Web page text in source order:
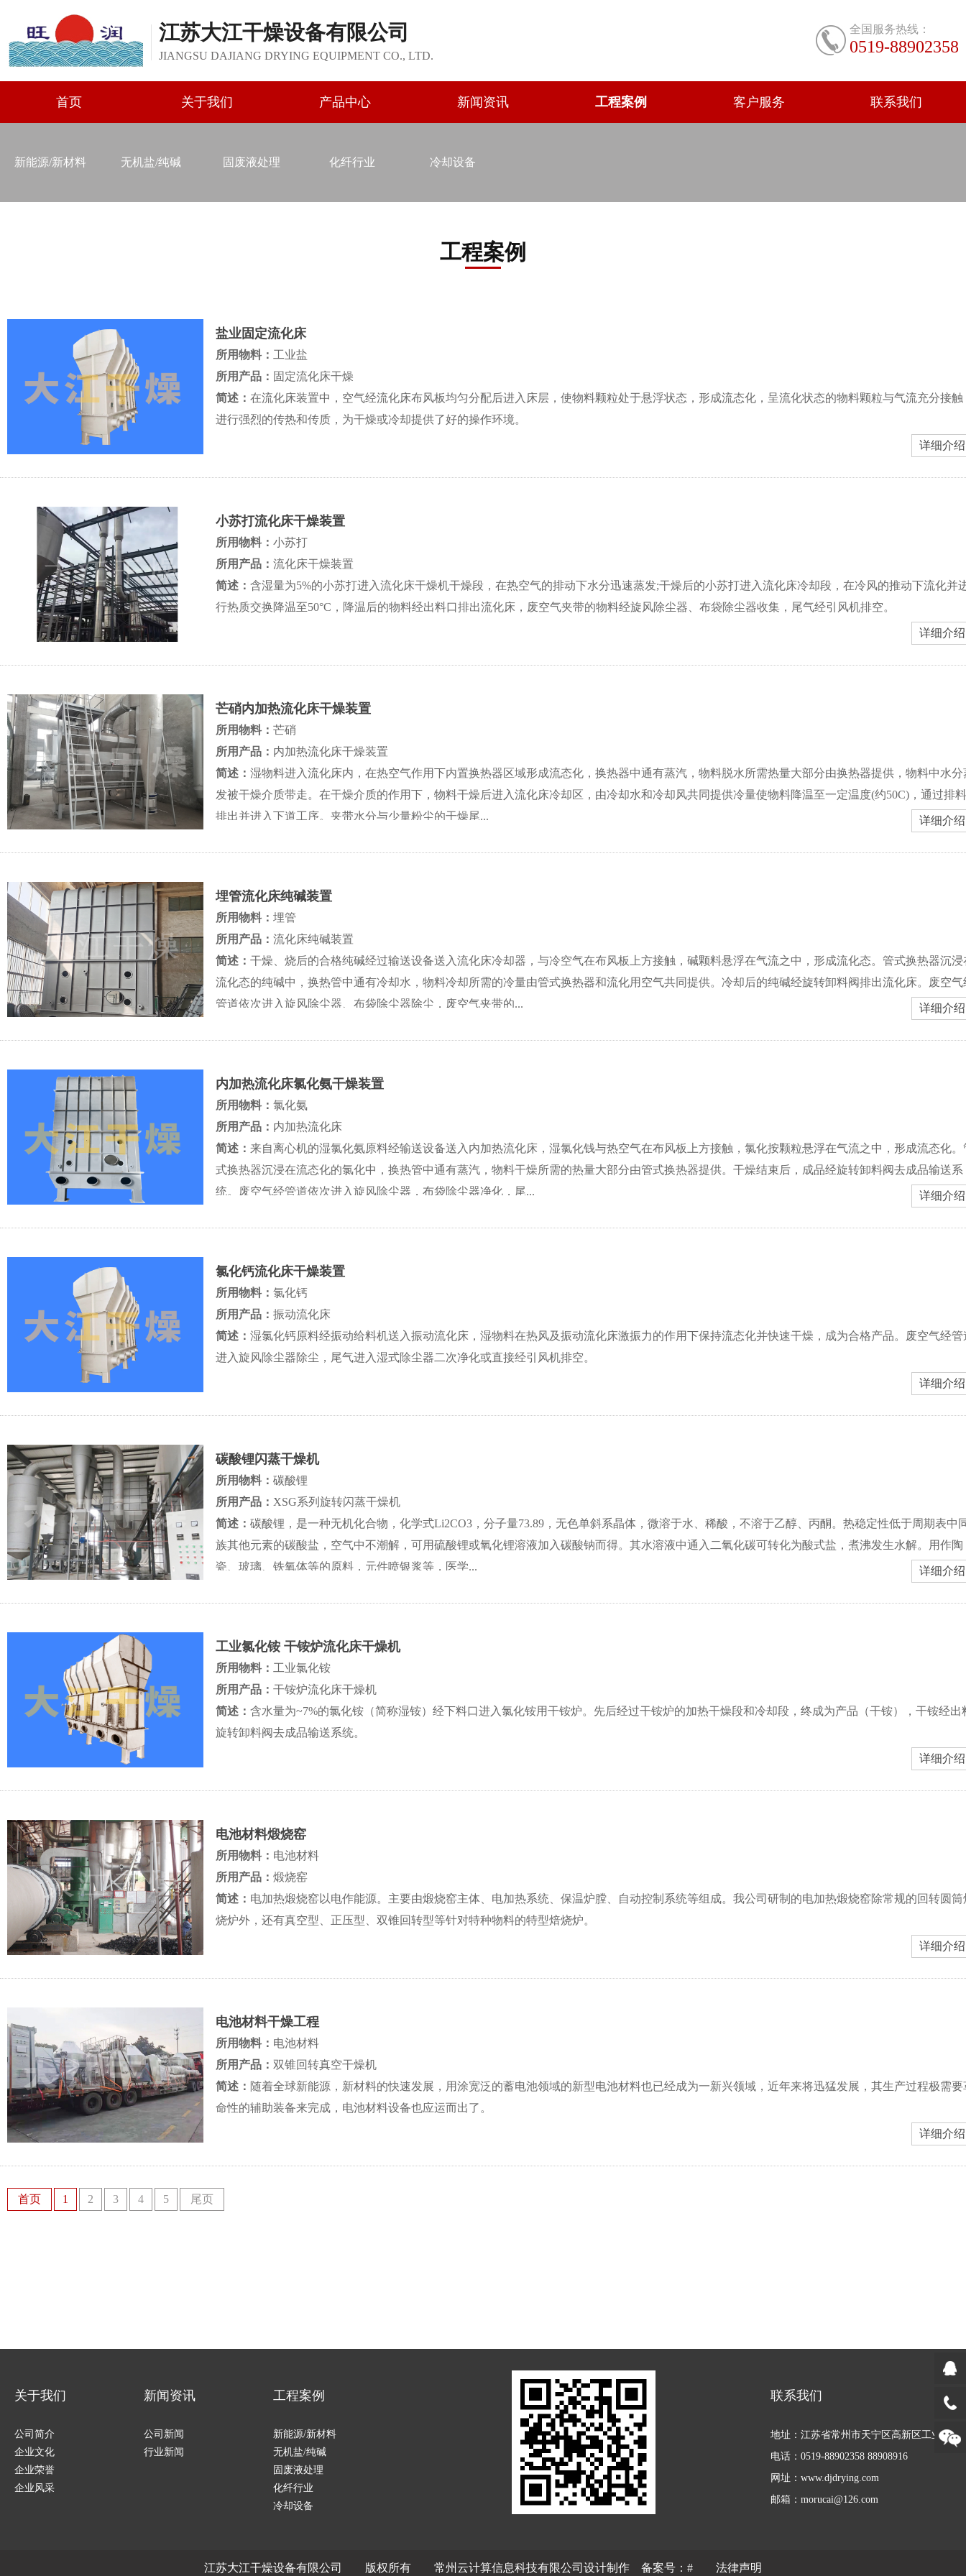
江苏大江干燥设备有限公司
JIANGSU DAJIANG DRYING EQUIPMENT CO., LTD.
全国服务热线：
0519-88902358
首页 关于我们 产品中心 新闻资讯 工程案例 客户服务 联系我们
新能源/新材料 无机盐/纯碱 固废液处理 化纤行业 冷却设备
工程案例
盐业固定流化床
所用物料： 工业盐
所用产品： 固定流化床干燥
简述：在流化床装置中，空气经流化床布风板均匀分配后进入床层，使物料颗粒处于悬浮状态，形成流态化，呈流化状态的物料颗粒与气流充分接触
进行强烈的传热和传质，为干燥或冷却提供了好的操作环境。
详细介绍
小苏打流化床干燥装置
所用物料：小苏打
所用产品：流化床干燥装置
简述：含湿量为5%的小苏打进入流化床干燥机干燥段，在热空气的排动下水分迅速蒸发;干燥后的小苏打进入流化床冷却段，在冷风的推动下流化并
行热质交换降温至50°C，降温后的物料经出料口排出流化床，废空气夹带的物料经旋风除尘器、布袋除尘器收集，尾气经引风机排空。
详细介绍
芒硝内加热流化床干燥装置
所用物料：芒硝
所用产品： 内加热流化床干燥装置
简述：湿物料进入流化床内，在热空气作用下内置换热器区域形成流态化，换热器中通有蒸汽，物料脱水所需热量大部分由换热器提供，物料中水分
发被干燥介质带走。在干燥介质的作用下，物料干燥后进入流化床冷却区，由冷却水和冷却风共同提供冷量使物料降温至一定温度(约50C)，通过排
排出并进入下道工序。夹带水分与少量粉尘的干燥尾...
详细介绍
埋管流化床纯碱装置
所用物料：埋管
所用产品：流化床纯碱装置
简述：干燥、烧后的合格纯碱经过输送设备送入流化床冷却器，与冷空气在布风板上方接触，碱颗料悬浮在气流之中，形成流化态。管式换热器沉浸
流化态的纯碱中，换热管中通有冷却水，物料冷却所需的冷量由管式换热器和流化用空气共同提供。冷却后的纯碱经旋转卸料阀排出流化床。废空气
管道依次进入旋风除尘器、布袋除尘器除尘，废空气夹带的...
详细介绍
内加热流化床氯化氨干燥装置
所用物料：氯化氨
所用产品： 内加热流化床
简述：来自离心机的湿氯化氨原料经输送设备送入内加热流化床，湿氯化钱与热空气在布风板上方接触，氯化按颗粒悬浮在气流之中，形成流态化。
式换热器沉浸在流态化的氯化中，换热管中通有蒸汽，物料干燥所需的热量大部分由管式换热器提供。干燥结束后，成品经旋转卸料阀去成品输送系
统。废空气经管道依次进入旋风除尘器，布袋除尘器净化，尾...
详细介绍
氯化钙流化床干燥装置
所用物料：氯化钙
所用产品：振动流化床
简述：湿氯化钙原料经振动给料机送入振动流化床，湿物料在热风及振动流化床激振力的作用下保持流态化并快速干燥，成为合格产品。废空气经管
进入旋风除尘器除尘，尾气进入湿式除尘器二次净化或直接经引风机排空。
详细介绍
碳酸锂闪蒸干燥机
所用物料：碳酸锂
所用产品： XSG系列旋转闪蒸干燥机
简述：碳酸锂，是一种无机化合物，化学式Li2CO3，分子量73.89，无色单斜系晶体，微溶于水、稀酸，不溶于乙醇、丙酮。热稳定性低于周期表中
族其他元素的碳酸盐，空气中不潮解，可用硫酸锂或氧化锂溶液加入碳酸钠而得。其水溶液中通入二氧化碳可转化为酸式盐，煮沸发生水解。用作陶
瓷、玻璃、铁氧体等的原料，元件喷银浆等，医学...
详细介绍
工业氯化铵 干铵炉流化床干燥机
所用物料： 工业氯化铵
所用产品：干铵炉流化床干燥机
简述：含水量为~7%的氯化铵（简称湿铵）经下料口进入氯化铵用干铵炉。先后经过干铵炉的加热干燥段和冷却段，终成为产品（干铵），干铵经出
旋转卸料阀去成品输送系统。
详细介绍
电池材料煅烧窑
所用物料： 电池材料
所用产品：煅烧窑
简述： 电加热煅烧窑以电作能源。主要由煅烧窑主体、电加热系统、保温炉膛、自动控制系统等组成。我公司研制的电加热煅烧窑除常规的回转圆筒
烧炉外，还有真空型、正压型、双锥回转型等针对特种物料的特型焙烧炉。
详细介绍
电池材料干燥工程
所用物料： 电池材料
所用产品：双锥回转真空干燥机
简述： 随着全球新能源，新材料的快速发展，用涂宽泛的蓄电池领域的新型电池材料也已经成为一新兴领域，近年来将迅猛发展，其生产过程极需要
命性的辅助装备来完成，电池材料设备也应运而出了。
详细介绍
首页 1 2 3 4 5 尾页
关于我们
公司简介
企业文化
企业荣誉
企业风采
新闻资讯
公司新闻
行业新闻
工程案例
新能源/新材料
无机盐/纯碱
固废液处理
化纤行业
冷却设备
联系我们
地址：江苏省常州市天宁区高新区工业园
电话：0519-88902358 88908916
网址：www.djdrying.com
邮箱：morucai@126.com
江苏大江干燥设备有限公司 版权所有 常州云计算信息科技有限公司 设计制作 备案号： # 法律声明